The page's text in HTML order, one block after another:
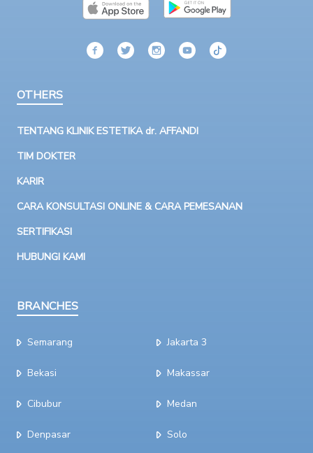
OTHERS
TENTANG KLINIK ESTETIKA dr. AFFANDI
TIM DOKTER
KARIR
CARA KONSULTASI ONLINE & CARA PEMESANAN
SERTIFIKASI
HUBUNGI KAMI
BRANCHES
Semarang
Bekasi
Cibubur
Denpasar
Jakarta 3
Makassar
Medan
Solo